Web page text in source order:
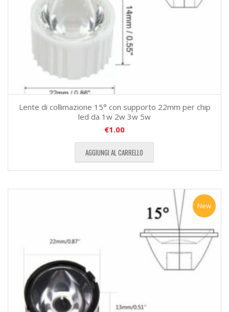
Lente di collimazione 15° con supporto 22mm per chip
led da 1w 2w 3w 5w
€1.00
AGGIUNGI AL CARRELLO
New